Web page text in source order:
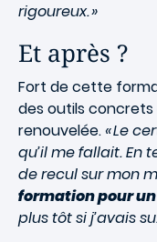
rigoureux. »
Et après ?
Fort de cette
des outils
renouvelée.« Le
qu’il me fallait. En
de recul sur mon
formation pour
plus tôt si j’avais